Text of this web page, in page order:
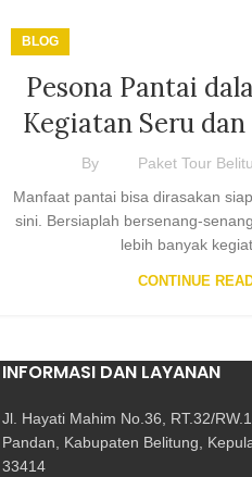
BLOG
Pesona Pantai
Kegiatan Seru
By Paket Tour
Manfaat pantai bisa dirasakan
sini. Bersiaplah bersenang-
lebih banyak
CONTINUE
INFORMASI DAN LAYANAN
Jl. Hayati Mahim No.36, RT.32/
Pandan, Kabupaten Belitung,
33414